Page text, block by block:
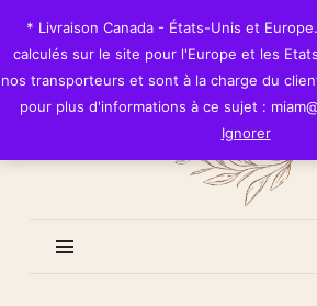
Les
Délices
de
Jessy
* Livraison Canada - États-Unis et
calculés sur le site pour l'Europe et les
nos transporteurs et sont à la charge du
pour plus d'informations à ce sujet :
Ignorer